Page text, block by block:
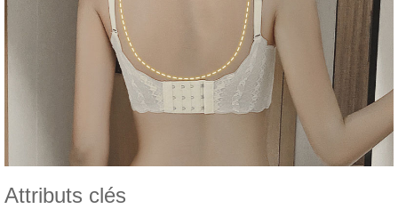
Attributs clés